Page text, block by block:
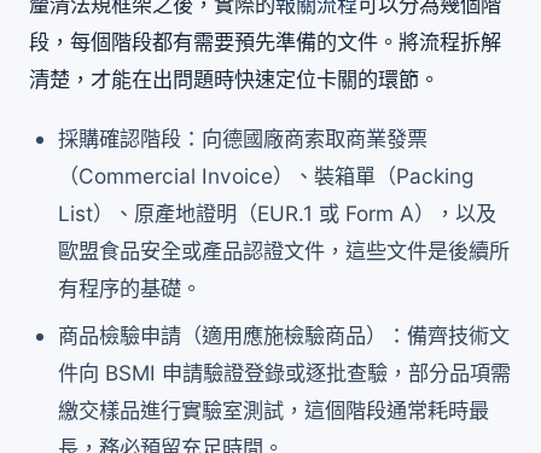
段，每個階段都有需要預先準備的文件。將流程拆解
清楚，才能在出問題時快速定位卡關的環節。
採購確認階段：向德國廠商索取商業發票
（Commercial Invoice）、裝箱單（Packing
List）、原產地證明（EUR.1 或 Form A），以及
歐盟食品安全或產品認證文件，這些文件是後續所
有程序的基礎。
商品檢驗申請（適用應施檢驗商品）：備齊技術文
件向 BSMI 申請驗證登錄或逐批查驗，部分品項需
繳交樣品進行實驗室測試，這個階段通常耗時最
長，務必預留充足時間。